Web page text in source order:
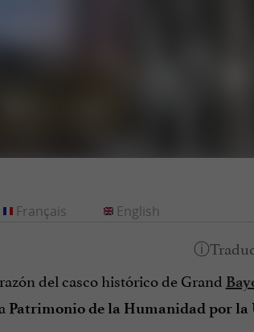
del casco histórico de Grand
Patrimonio de la Humanidad por la
Français English